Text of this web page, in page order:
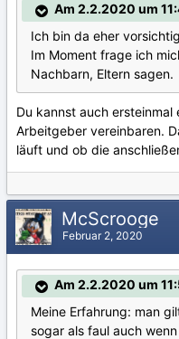
Am 2.2.2020 um
Ich bin da eher
Im Moment frage ich
Nachbarn, Eltern sagen.
Du kannst auch
Arbeitgeber vereinbaren.
läuft und ob die
McScrooge
Februar 2, 2020
Am 2.2.2020 um
Meine Erfahrung: man
sogar als faul auch